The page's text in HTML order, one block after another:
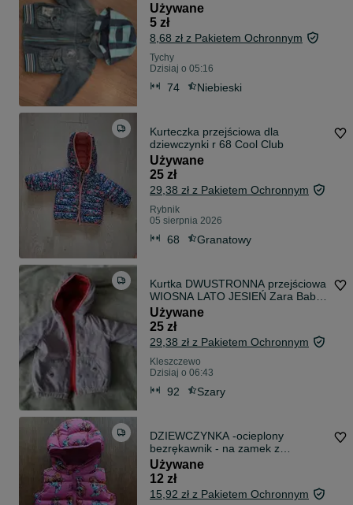
Używane
5 zł
8,68 zł z Pakietem Ochronnym
Tychy
Dzisiaj o 05:16
74 Niebieski
Kurteczka przejściowa dla
dziewczynki r 68 Cool Club
Używane
25 zł
29,38 zł z Pakietem Ochronnym
Rybnik
05 sierpnia 2026
68 Granatowy
Kurtka DWUSTRONNA przejściowa
WIOSNA LATO JESIEŃ Zara Baby
Boy rozm 92 18/24 miesiące
Używane
25 zł
29,38 zł z Pakietem Ochronnym
Kleszczewo
Dzisiaj o 06:43
92 Szary
DZIEWCZYNKA -ocieplony
bezrękawnik - na zamek z
kapturem -rozmiar 74/80cm
Używane
12 zł
15,92 zł z Pakietem Ochronnym